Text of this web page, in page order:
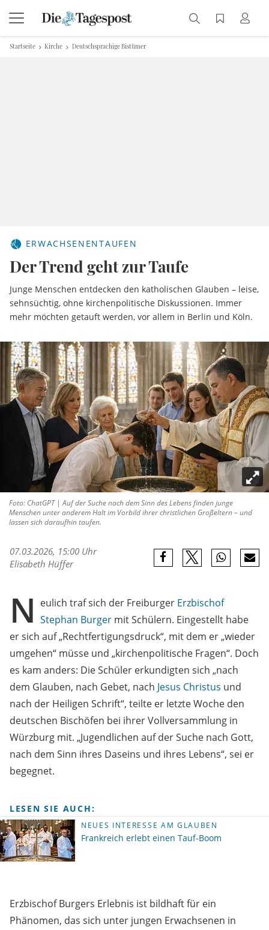
Startseite Kirche Deutschsprachige Bistümer
ERWACHSENENTAUFEN
Der Trend geht zur Taufe
Junge Menschen entdecken den katholischen Glauben – leise,
sehnsüchtig, ohne kirchenpolitische Diskussionen. Immer
mehr möchten getauft werden, vor allem in Berlin und Köln.
Foto: ChatGPT | Auf der Suche nach dem Sinn des Lebens finden junge
Menschen unter anderem Halt im Vorbild ihrer christlichen Großeltern – und
lassen sich daraufhin taufen.
07.03.2026, 15:00 Uhr
Elisabeth Hüffer
N eulich traf sich der Freiburger Erzbischof
Stephan Burger mit Schülern. Eingestellt habe
er sich auf „Rechtfertigungsdruck“, mit dem er „wieder
umgehen“ müsse und „kirchenpolitische Fragen“. Doch
es kam anders: Die Schüler erkundigten sich „nach
dem Glauben, nach Gebet, nach Jesus Christus und
nach der Heiligen Schrift“, teilte er letzte Woche den
deutschen Bischöfen bei ihrer Vollversammlung in
Würzburg mit. „Jugendlichen auf der Suche nach Gott,
nach dem Sinn ihres Daseins und ihres Lebens“, sei er
begegnet.
LESEN SIE AUCH:
NEUES INTERESSE AM GLAUBEN
Frankreich erlebt einen Tauf-Boom
Erzbischof Burgers Erlebnis ist bildhaft für ein
Phänomen, das sich unter jungen Erwachsenen in